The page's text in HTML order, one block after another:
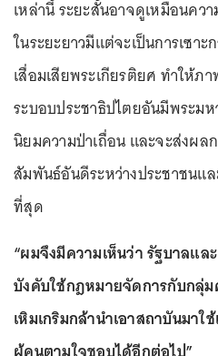
เหล่านี้ ระยะสั้นอาจดูเหมือนค
ในระยะยาวมีแต่จะเป็นการเซา
เสื่อมเสียพระเกียรติยศ ทำให้
ระบอบประชาธิปไตยอันมีพระม
นิยมความป่าเถื่อน และจะส่งผล
สัมพันธ์อันดีระหว่างประชาชนแ
ที่สุด
“ผมจึงมีความเห็นว่า รัฐบาลแล
บังคับใช้กฎหมายจัดการกับกลุ่ม
เหิมเกริมกล้านำเอาสถาบันมาใ